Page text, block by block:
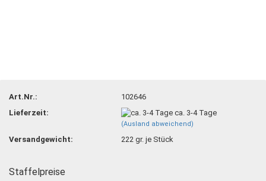
Art.Nr.:
102646
Lieferzeit:
ca. 3-4 Tage
(Ausland abweichend)
Versandgewicht: 222 gr. je Stück
Staffelpreise